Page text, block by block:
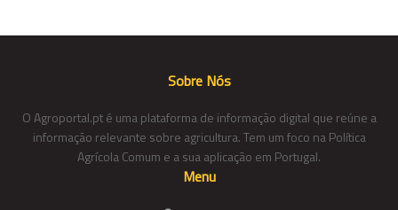
Sobre Nós
O Agroportal.pt é uma plataforma de informação digital que reúne a
informação relevante sobre agricultura. Tem um foco na Política
Agrícola Comum e a sua aplicação em Portugal.
Menu